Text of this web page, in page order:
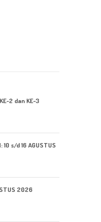
KE-2 dan KE-3
10 s/d 16 AGUSTUS
2026